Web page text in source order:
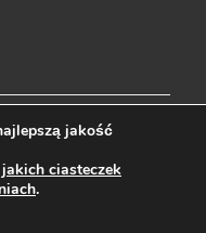
cyfrowa, Radio,
jakość
jakich ciasteczek
.